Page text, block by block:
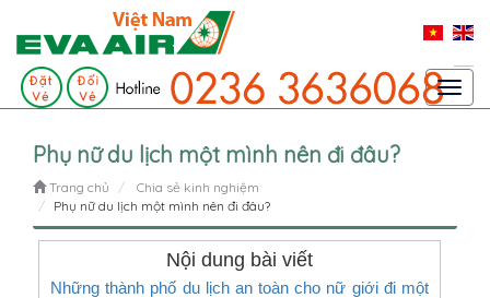
Phụ nữ du lịch một mình nên đi đâu?
Trang chủ
Chia sẻ kinh nghiệm
Phụ nữ du lịch một mình nên đi đâu?
Nội dung bài viết
Những thành phố du lịch an toàn cho nữ giới đi một